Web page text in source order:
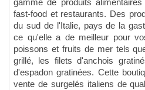
gamme de produits
fast-food et restaurants. Des
du sud de l'Italie, pays de la
ce qu'elle a de meilleur pour
poissons et fruits de mer tels
grillé, les filets d'anchois
d'espadon gratinées. Cette
vente de surgelés italiens de